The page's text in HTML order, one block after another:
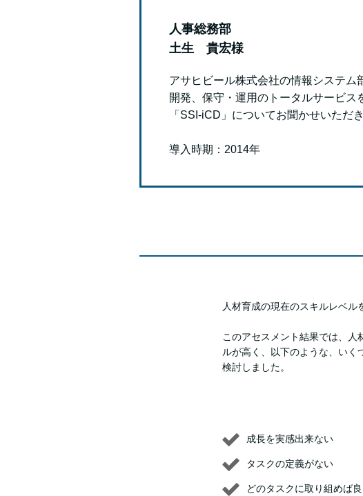
人事総務部
土生 貴宏様
アサヒビール株式会社の情報システム
開発、保守・運用のトータルサービ
「SSI-iCD」についてお聞かせいただ
導入時期：2014年
人材育成の現在のスキルレベル
このアセスメント結果では、
ルが高く、以下のような、い
検討しました。
成長を実感出来ない
タスクの定義がない
どのタスクに取り組めば